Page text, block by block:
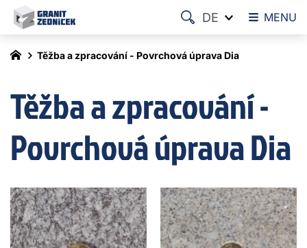
Těžba a zpracování - Povrchová úprava Dia
Těžba a zpracování -
Povrchová úprava Dia
MENU
DE